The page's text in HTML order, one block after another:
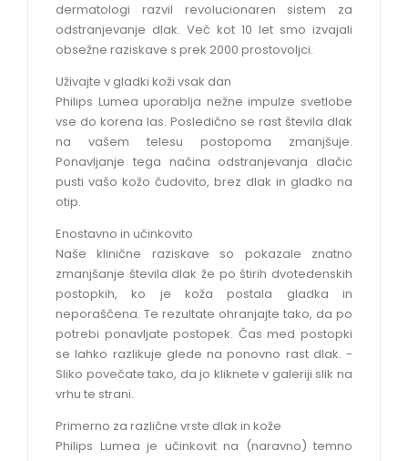
dermatologi razvil revolucionaren sistem za
odstranjevanje dlak. Več kot 10 let smo izvajali
obsežne raziskave s prek 2000 prostovoljci.
Uživajte v gladki koži vsak dan
Philips Lumea uporablja nežne impulze svetlobe
vse do korena las. Posledično se rast števila dlak
na vašem telesu postopoma zmanjšuje.
Ponavljanje tega načina odstranjevanja dlačic
pusti vašo kožo čudovito, brez dlak in gladko na
otip.
Enostavno in učinkovito
Naše klinične raziskave so pokazale znatno
zmanjšanje števila dlak že po štirih dvotedenskih
postopkih, ko je koža postala gladka in
neporaščena. Te rezultate ohranjajte tako, da po
potrebi ponavljate postopek. Čas med postopki
se lahko razlikuje glede na ponovno rast dlak. -
Sliko povečate tako, da jo kliknete v galeriji slik na
vrhu te strani.
Primerno za različne vrste dlak in kože
Philips Lumea je učinkovit na (naravno) temno